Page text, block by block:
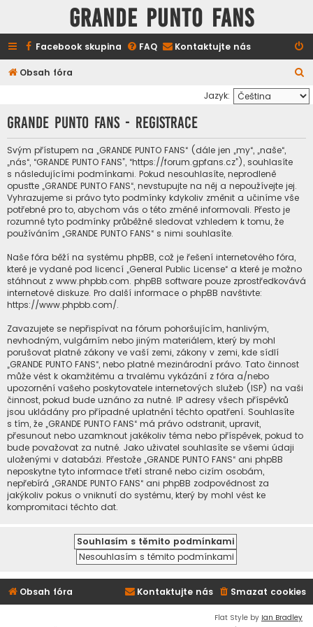
GRANDE PUNTO FANS
Facebook skupina FAQ Kontaktujte nás
Obsah fóra
l
e
Jazyk:
GRANDE PUNTO FANS - Registrace
Svým přístupem na „GRANDE PUNTO FANS“ (dále jen „my“, „naše“,
„nás“, “GRANDE PUNTO FANS”, “https://forum.gpfans.cz”), souhlasíte
s následujícími podmínkami. Pokud nesouhlasíte, neprodleně
opusťte „GRANDE PUNTO FANS“, nevstupujte na něj a nepoužívejte jej.
Vyhrazujeme si právo tyto podmínky kdykoliv změnit a učiníme vše
potřebné pro to, abychom vás o této změně informovali. Přesto je
rozumné tyto podmínky průběžně sledovat vzhledem k tomu, že
používáním „GRANDE PUNTO FANS“ s nimi souhlasíte.
Naše fóra běží na systému phpBB, což je řešení internetového fóra,
které je vydané pod licencí „General Public License“ a které je možno
stáhnout z www.phpbb.com. phpBB software pouze zprostředkovává
internetové diskuze. Pro další informace o phpBB navštivte:
https://www.phpbb.com/.
Zavazujete se nepřispívat na fórum pohoršujícím, hanlivým,
nevhodným, vulgárním nebo jiným materiálem, který by mohl
porušovat platné zákony ve vaší zemi, zákony v zemi, kde sídlí
„GRANDE PUNTO FANS“, nebo platné mezinárodní právo. Tato činnost
může vést k okamžitému a trvalému vykázání z fóra a/nebo
upozornění vašeho poskytovatele internetových služeb (ISP) na vaši
činnost, pokud bude uznáno za nutné. IP adresy všech příspěvků
jsou ukládány pro případné uplatnění těchto opatření. Souhlasíte
s tím, že „GRANDE PUNTO FANS“ má právo odstranit, upravit,
přesunout nebo uzamknout jakékoliv téma nebo příspěvek, pokud to
bude považovat za nutné. Jako uživatel souhlasíte se všemi údaji
uloženými v databázi. Přestože „GRANDE PUNTO FANS“ ani phpBB
neposkytne tyto informace třetí straně nebo cizím osobám,
nepřebírá „GRANDE PUNTO FANS“ ani phpBB zodpovědnost za
jakýkoliv pokus o vniknutí do systému, který by mohl vést ke
kompromitaci těchto dat.
Obsah fóra Smazat cookies
Kontaktujte nás
Flat Style by Ian Bradley